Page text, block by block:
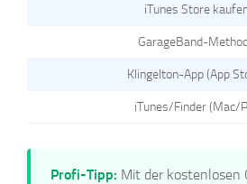
iTunes Store
GarageBand-
Klingelton-App (App
iTunes/Finder (Mac/
Profi-Tipp: Mit der kostenlosen